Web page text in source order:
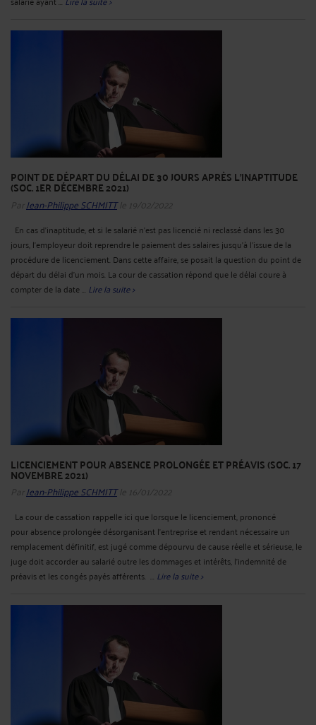
POINT DE DÉPART DU DÉLAI DE 30 JOURS APRÈS L'INAPTITUDE
(SOC. 1ER DÉCEMBRE 2021)
Par Jean-Philippe SCHMITTle 19/02/2022
En cas d’inaptitude, et si le salarié n’est pas licencié ni reclassé dans les 30
jours, l’employeur doit reprendre le paiement des salaires jusqu’à l’issue de la
procédure de licenciement. Dans cette affaire, se posait la question du point de
départ du délai d'un mois. La cour de cassation répond que le délai coure à
compter de la date ... Lire la suite >
LICENCIEMENT POUR ABSENCE PROLONGÉE ET PRÉAVIS (SOC. 17
NOVEMBRE 2021)
Par Jean-Philippe SCHMITTle 16/01/2022
La cour de cassation rappelle ici que lorsque le licenciement, prononcé
pour absence prolongée désorganisant l'entreprise et rendant nécessaire un
remplacement définitif, est jugé comme dépourvu de cause réelle et sérieuse, le
juge doit accorder au salarié outre les dommages et intérêts, l'indemnité de
préavis et les congés payés afférents. ... Lire la suite >